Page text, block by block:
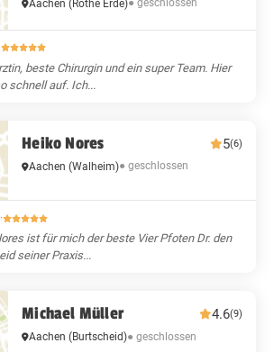
Aachen(Rothe Erde)● geschlossen
beste Chirurgin und ein super Team. Hier
schnell auf. Ich...
Heiko Nores 5(6)
Aachen(Walheim)● geschlossen
·
ist für mich der beste Vier Pfoten Dr. den
seiner Praxis...
Michael Müller 4.6(9)
Aachen(Burtscheid)● geschlossen